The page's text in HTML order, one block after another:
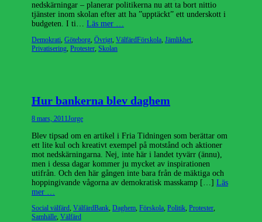
nedskärningar – planerar politikerna nu att ta bort nittio
tjänster inom skolan efter att ha ”upptäckt” ett underskott i
budgeten. I ti… Läs mer …
Kategorier
Demokrati, Göteborg, Övrigt, VälfärdEtiketter
Förskola, Jämlikhet,
Privatisering, Protester, Skolan
Hur bankerna blev daghem
Publicerad
8 mars, 2011Författare
Jorge
Blev tipsad om en artikel i Fria Tidningen som berättar om
ett lite kul och kreativt exempel på motstånd och aktioner
mot nedskärningarna. Nej, inte här i landet tyvärr (ännu),
men i dessa dagar kommer ju mycket av inspirationen
utifrån. Och den här gången inte bara från de mäktiga och
hoppingivande vågorna av demokratisk masskamp […] Läs
mer …
Kategorier
Social välfärd, VälfärdEtiketter
Bank, Daghem, Förskola, Politik, Protester,
Samhälle, Välfärd